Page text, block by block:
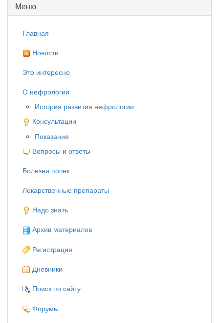
Меню
Главная
Новости
Это интересно
О нефрологии
История развития нефрологии
Консультации
Показания
Вопросы и ответы
Болезни почек
Лекарственные препараты
Надо знать
Архив материалов
Регистрация
Дневники
Поиск по сайту
Форумы